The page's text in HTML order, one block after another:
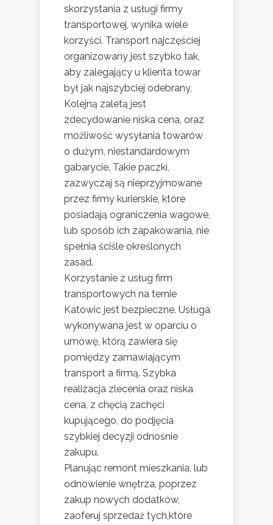
skorzystania z usługi firmy
transportowej, wynika wiele
korzyści. Transport najczęściej
organizowany jest szybko tak,
aby zalegający u klienta towar
był jak najszybciej odebrany,
Kolejną zaletą jest
zdecydowanie niska cena, oraz
możliwość wysyłania towarów
o dużym, niestandardowym
gabarycie. Takie paczki,
zazwyczaj są nieprzyjmowane
przez firmy kurierskie, które
posiadają ograniczenia wagowe,
lub sposób ich zapakowania, nie
spełnia ściśle określonych
zasad.
Korzystanie z usług firm
transportowych na ternie
Katowic jest bezpieczne. Usługa
wykonywana jest w oparciu o
umowę, którą zawiera się
pomiędzy zamawiającym
transport a firmą. Szybka
realizacja zlecenia oraz niska
cena, z chęcią zachęci
kupującego, do podjęcia
szybkiej decyzji odnośnie
zakupu.
Planując remont mieszkania, lub
odnowienie wnętrza, poprzez
zakup nowych dodatków,
zaoferuj sprzedaż tych,które